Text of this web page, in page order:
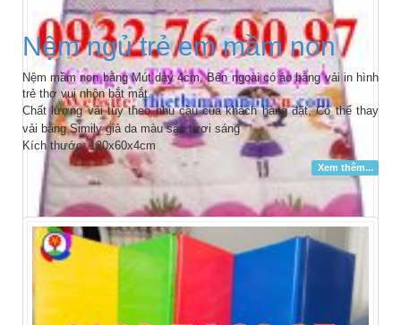
Nệm ngủ trẻ em mầm non
Nệm mầm non bằng Mút dày 4cm, Bên ngoài có áo bằng vải in hình
trẻ thơ vui nhộn bắt mắt.
Chất lượng vải tùy theo nhu cầu của khách hàng đặt,Có thể thay
vải bằng Simily giả da màu sắc tươi sáng
Kích thước: 120x60x4cm
Xem thêm...